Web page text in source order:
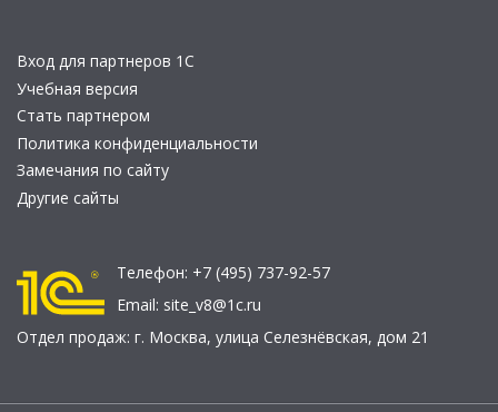
Вход для партнеров 1С
Учебная версия
Стать партнером
Политика конфиденциальности
Замечания по сайту
Другие сайты
Телефон: +7 (495) 737-92-57
Email: site_v8@1c.ru
Отдел продаж: г. Москва, улица Селезнёвская, дом 21